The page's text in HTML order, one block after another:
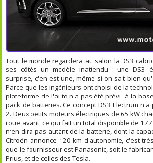
Tout le monde regardera au salon la DS3
ses côtés un modèle inattendu : une DS3
surprise, c'en est une, même si on sait bien
Parce que les ingénieurs ont choisi de la
plateforme de l'auto n'a pas été prévu à la
pack de batteries. Ce concept DS3 Electrum
2. Deux petits moteurs électriques de 65 kW
roue avant, ce qui fait un total disponible de 177
n'en dira pas autant de la batterie, dont la
Citroën annonce 120 km d'autonomie, c'est
que le fournisseur est Panasonic, soit le
Prius, et de celles des Tesla.